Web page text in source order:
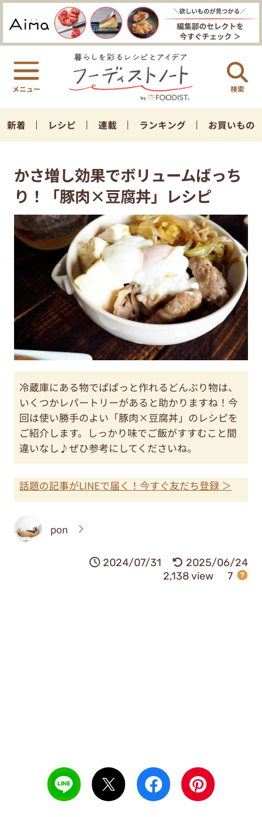
検索
新着 レシピ 連載 ランキング お買いもの
かさ増し効果でボリュームばっち
り！「豚肉×豆腐丼」レシピ
冷蔵庫にある物でぱぱっと作れるどんぶり物は、
いくつかレパートリーがあると助かりますね！今
回は使い勝手のよい「豚肉×豆腐丼」のレシピを
ご紹介します。しっかり味でご飯がすすむこと間
違いなし♪ぜひ参考にしてくださいね。
話題の記事がLINEで届く！今すぐ友だち登録 ＞
pon
2024/07/31
2025/06/24
2,138 view
7